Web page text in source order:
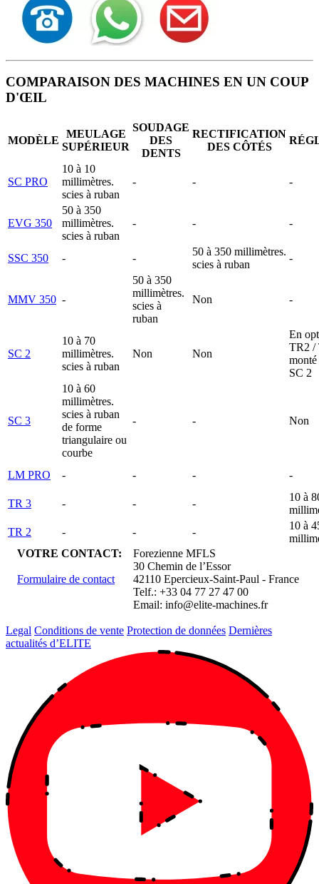
COMPARAISON DES MACHINES EN UN COUP
D'ŒIL
MODÈLE
MEULAGE
SUPÉRIEUR
SOUDAGE
DES
DENTS
RECTIFICATION
DES CÔTÉS
SC PRO
10 à 10
millimètres.
scies à ruban
- - -
EVG 350
50 à 350
millimètres.
scies à ruban
- - -
SSC 350 - -
50 à 350 millimètres.
scies à ruban
-
MMV 350 -
50 à 350
millimètres.
scies à
ruban
Non -
SC 2
10 à 70
millimètres.
scies à ruban
Non Non
En
TR2 /
monté
SC 2
SC 3
10 à 60
millimètres.
scies à ruban
de forme
triangulaire ou
courbe
- - Non
LM PRO - - - -
TR 3 - - -
10 à
TR 2
- - -
10 à
VOTRE CONTACT:
Formulaire de contact
Forezienne MFLS
30 Chemin de l’Essor
42110 Epercieux-Saint-Paul - France
Telf.: +33 04 77 27 47 00
Email: info@elite-machines.fr
Legal Conditions de vente Protection de données Dernières
actualités d’ELITE